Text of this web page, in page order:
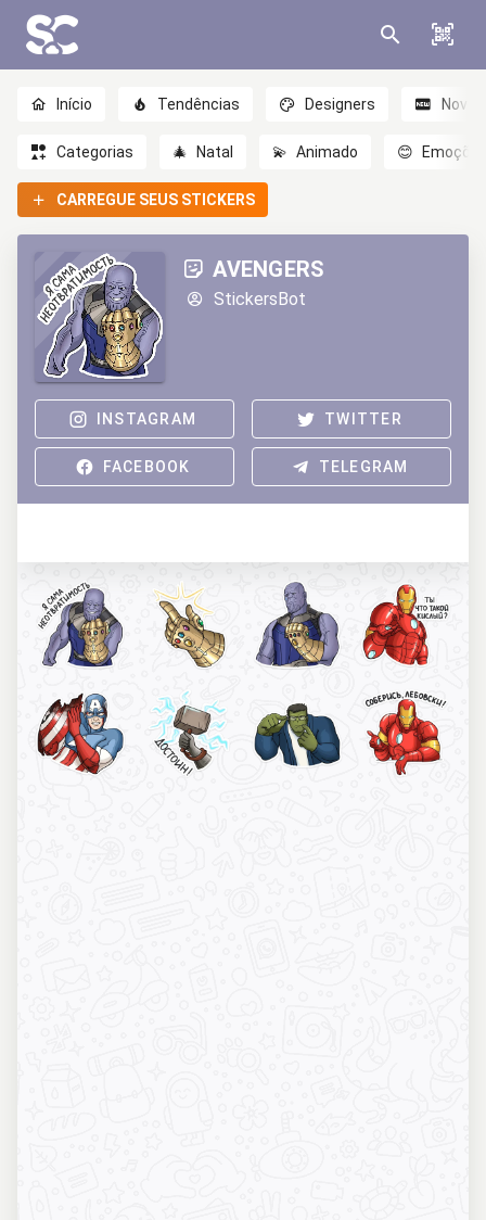
Início Tendências Designers Novo
Categorias 🎄 Natal 💫 Animado 😊
CARREGUE SEUS STICKERS
AVENGERS
StickersBot
INSTAGRAM TWITTER
FACEBOOK TELEGRAM